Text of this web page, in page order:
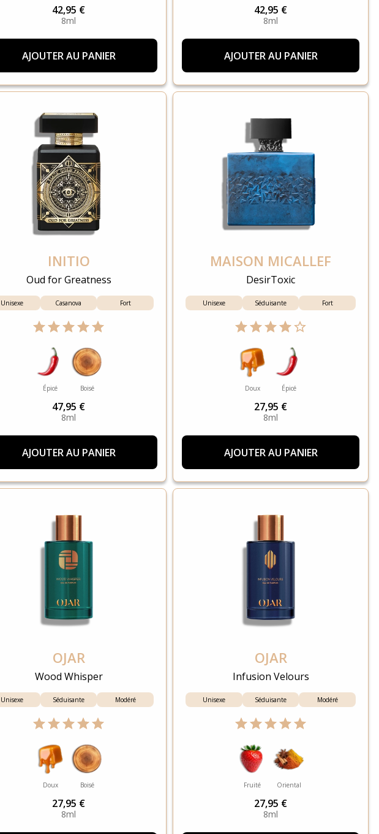
42,95 €
8ml
AJOUTER AU PANIER
42,95 €
8ml
AJOUTER AU PANIER
INITIO
Oud for Greatness
Unisexe Casanova Fort
Épicé Boisé
47,95 €
8ml
AJOUTER AU PANIER
MAISON MICALLEF
DesirToxic
Unisexe Séduisante Fort
Doux Épicé
27,95 €
8ml
AJOUTER AU PANIER
OJAR
Wood Whisper
Unisexe Séduisante Modéré
Doux Boisé
27,95 €
8ml
OJAR
Infusion Velours
Unisexe Séduisante Modéré
Fruité Oriental
27,95 €
8ml